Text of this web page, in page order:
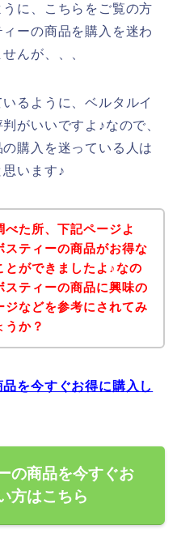
に、こちらをご覧の方
ーの商品を購入を迷わ
んが、、、
るように、ベルタルイ
がいいですよ♪なので、
購入を迷っている人は
います♪
べた所、下記ページよ
スティーの商品がお得な
とができましたよ♪なの
スティーの商品に興味の
ジなどを参考にされてみ
うか？
を今すぐお得に購入し
の商品を今すぐお
方はこちら